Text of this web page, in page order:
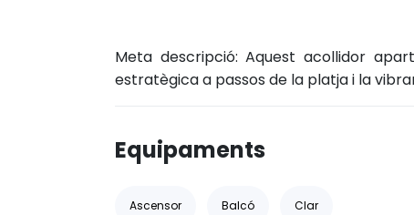
Meta descripció: Aquest acollidor
estratègica a passos de la platja i la
Equipaments
Ascensor Balcó Clar